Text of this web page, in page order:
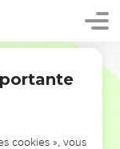
cookies », vous